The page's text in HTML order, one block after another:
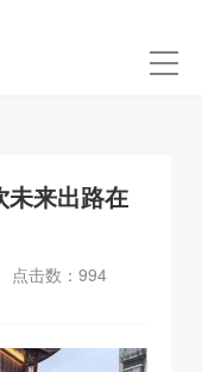
未来出路在
点击数： 994